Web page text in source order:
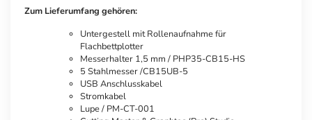
Zum Lieferumfang gehören:
Untergestell mit Rollenaufnahme für
Flachbettplotter
Messerhalter 1,5 mm / PHP35-CB15-HS
5 Stahlmesser /CB15UB-5
USB Anschlusskabel
Stromkabel
Lupe / PM-CT-001